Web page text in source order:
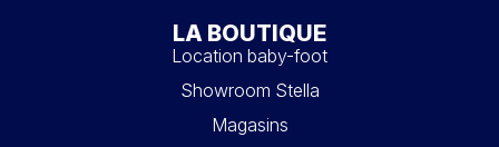
LA BOUTIQUE
Location baby-foot
Showroom Stella
Magasins